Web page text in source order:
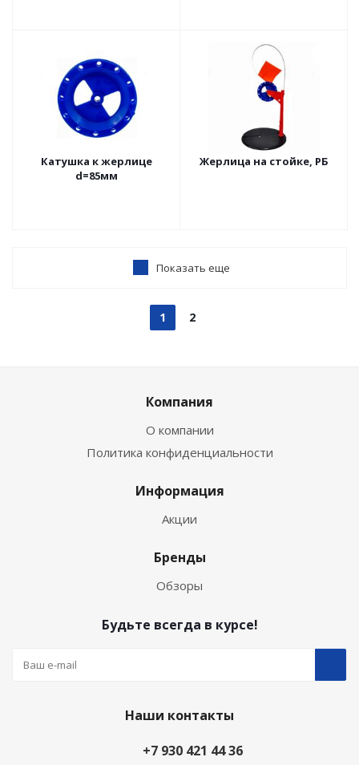
Катушка к жерлице
d=85мм
Жерлица на стойке, РБ
Показать еще
1 2
Компания
О компании
Политика конфиденциальности
Информация
Акции
Бренды
Обзоры
Будьте всегда в курсе!
Наши контакты
+7 930 421 44 36